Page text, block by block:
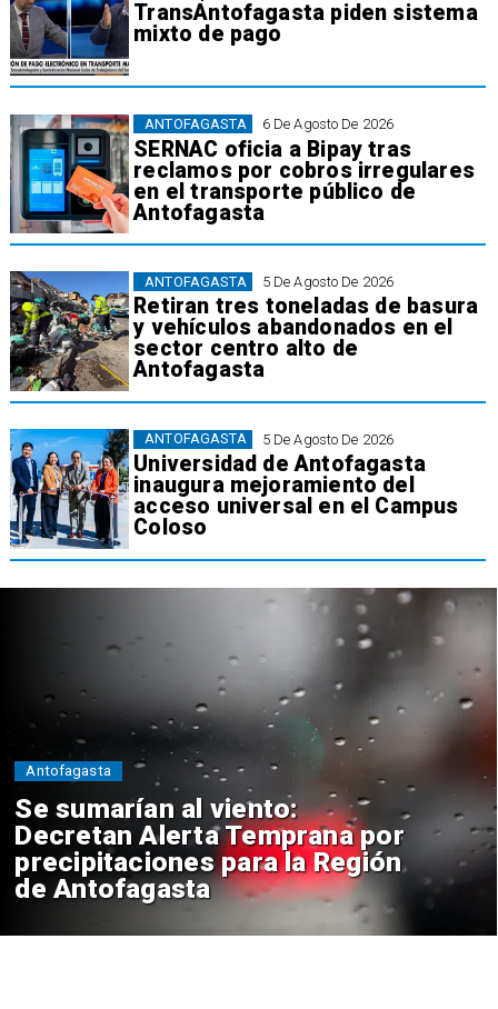
TransAntofagasta piden sistema
mixto de pago
6 De Agosto De 2026
SERNAC oficia a Bipay tras
reclamos por cobros irregulares
en el transporte público de
Antofagasta
ANTOFAGASTA
5 De Agosto De 2026
Retiran tres toneladas de basura
y vehículos abandonados en el
sector centro alto de
Antofagasta
ANTOFAGASTA
5 De Agosto De 2026
Universidad de Antofagasta
inaugura mejoramiento del
acceso universal en el Campus
Coloso
ANTOFAGASTA
Se sumarían al viento:
Decretan Alerta Temprana por
precipitaciones para la Región
de Antofagasta
Antofagasta